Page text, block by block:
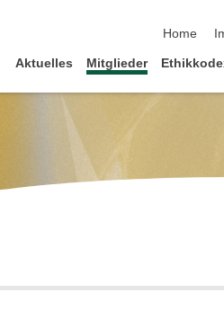
Home
Aktuelles Mitglieder